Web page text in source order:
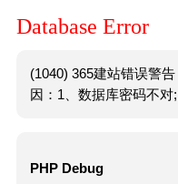
Database Error
(1040) 365建站错误警
因：1、数据库密码不对
PHP Debug